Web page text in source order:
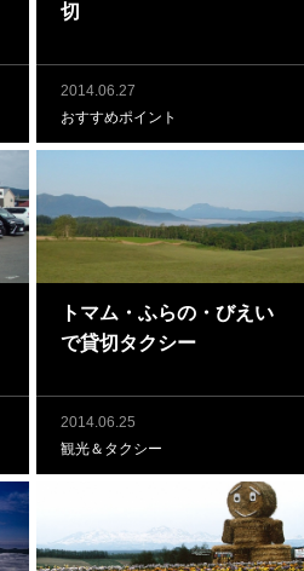
切
2014.06.27
おすすめポイント
トマム・ふらの・びえい
で貸切タクシー
2014.06.25
観光＆タクシー